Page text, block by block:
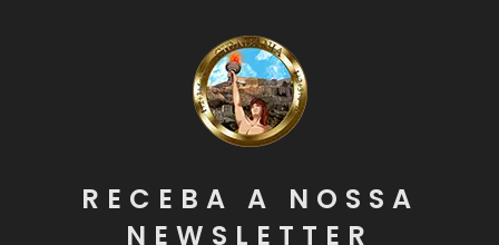
RECEBA A NOSSA
NEWSLETTER